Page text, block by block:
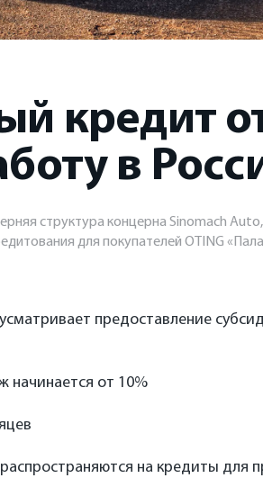
кредит
в
структура концерна Sinomach
для покупателей OTING
предоставление
начинается от 10%
на кредиты для